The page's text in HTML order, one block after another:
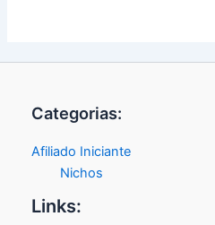
Categorias:
Afiliado Iniciante
Nichos
Links: